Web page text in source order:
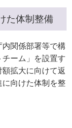
た体制整備
関係部署等で構
ーム」を設置す
拡大に向けて返
向けた体制を整